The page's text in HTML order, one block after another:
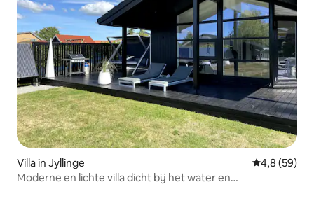
Villa in Jyllinge Gemiddelde
4,8 (59)
Moderne en lichte villa dicht bij het water en